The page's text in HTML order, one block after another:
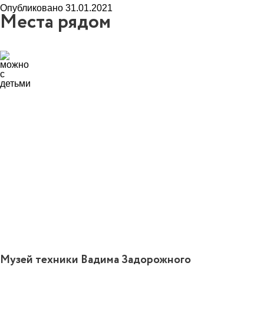
Опубликовано 31.01.2021
Места рядом
Музей техники Вадима Задорожного